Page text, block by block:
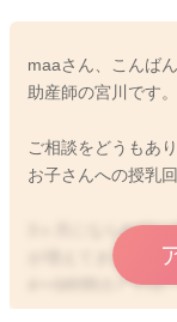
maaさん、こんば
助産師の宮川です。
ご相談をどうもあ
お子さんへの授乳
3ヶ月になられて
が増えてきたり、
4〜5時間ほどでは
のままお子さんの